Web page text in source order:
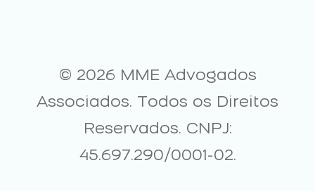
© 2026 MME Advogados
Associados. Todos os Direitos
Reservados. CNPJ:
45.697.290/0001-02.